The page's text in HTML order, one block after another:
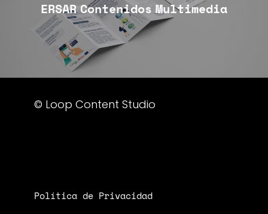
ERSAR Contenidos Multimedia
© Loop Content Studio
Política de Privacidad